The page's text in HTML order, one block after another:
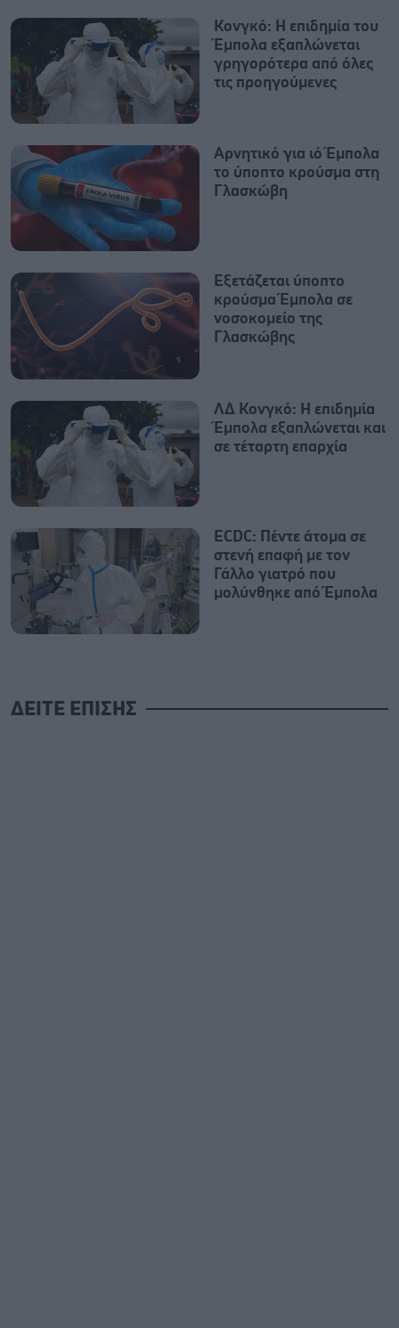
Κονγκό: Η επιδημία του
Έμπολα εξαπλώνεται
γρηγορότερα από όλες
τις προηγούμενες
Αρνητικό για ιό Έμπολα
το ύποπτο κρούσμα στη
Γλασκώβη
Εξετάζεται ύποπτο
κρούσμα Έμπολα σε
νοσοκομείο της
Γλασκώβης
ΛΔ Κονγκό: Η επιδημία
Έμπολα εξαπλώνεται και
σε τέταρτη επαρχία
ECDC: Πέντε άτομα σε
στενή επαφή με τον
Γάλλο γιατρό που
μολύνθηκε από Έμπολα
ΔΕΙΤΕ ΕΠΙΣΗΣ